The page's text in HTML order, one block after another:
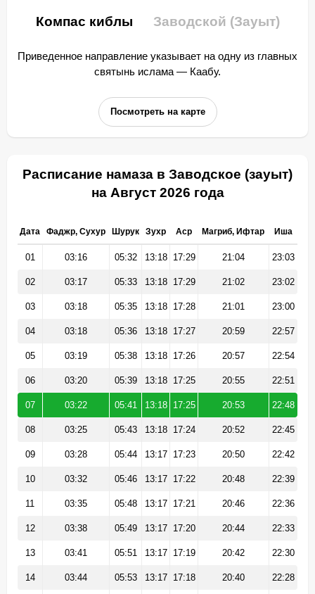
Компас киблы Заводской (Зауыт)
Приведенное направление указывает на одну из главных
святынь ислама — Каабу.
Посмотреть на карте
Расписание намаза в Заводское (зауыт)
на Август 2026 года
Дата Фаджр, Сухур Шурук Зухр Аср Магриб, Ифтар Иша
01 03:16 05:32 13:18 17:29 21:04 23:03
02 03:17 05:33 13:18 17:29 21:02 23:02
03 03:18 05:35 13:18 17:28 21:01 23:00
04 03:18 05:36 13:18 17:27 20:59 22:57
05 03:19 05:38 13:18 17:26 20:57 22:54
06 03:20 05:39 13:18 17:25 20:55 22:51
07 03:22 05:41 13:18 17:25 20:53 22:48
08 03:25 05:43 13:18 17:24 20:52 22:45
09 03:28 05:44 13:17 17:23 20:50 22:42
10 03:32 05:46 13:17 17:22 20:48 22:39
11 03:35 05:48 13:17 17:21 20:46 22:36
12 03:38 05:49 13:17 17:20 20:44 22:33
13 03:41 05:51 13:17 17:19 20:42 22:30
14 03:44 05:53 13:17 17:18 20:40 22:28